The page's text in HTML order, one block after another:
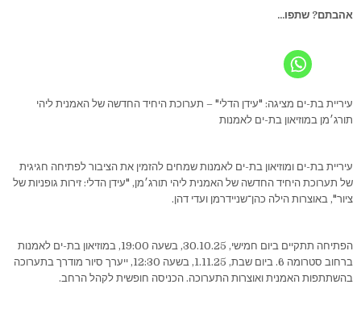
אהבתם? שתפו...
עיריית בת-ים מציגה: "עידן הדלי" – תערוכת היחיד החדשה של האמנית ליהי
תורג׳מן במוזיאון בת-ים לאמנות
עיריית בת-ים ומוזיאון בת-ים לאמנות שמחים להזמין את הציבור לפתיחה חגיגית
של תערוכת היחיד החדשה של האמנית ליהי תורג׳מן, "עידן הדלי: זירות גופניות של
ציור", באוצרות הילה כהן־שניידרמן ועדי דהן.
הפתיחה תתקיים ביום חמישי, 30.10.25, בשעה 19:00, במוזיאון בת-ים לאמנות
ברחוב סטרומה 6. ביום שבת, 1.11.25, בשעה 12:30, ייערך סיור מודרך בתערוכה
בהשתתפות האמנית ואוצרות התערוכה. הכניסה חופשית לקהל הרחב.